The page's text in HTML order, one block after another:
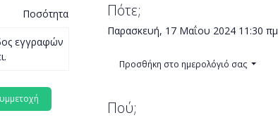
Ποσότητα
εγγραφών
Πότε;
Παρασκευή, 17 Μαΐου 2024 11:30 πμ
Προσθήκη στο ημερολόγιό σας
Πού;